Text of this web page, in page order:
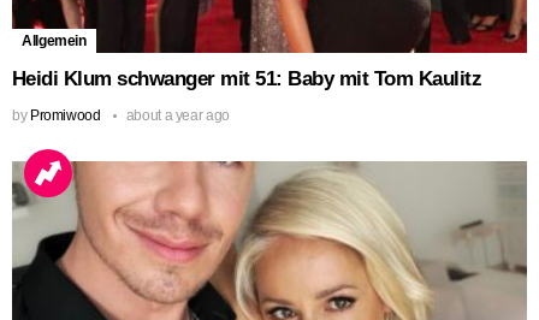
Allgemein
Heidi Klum schwanger mit 51: Baby mit Tom Kaulitz
by Promiwood about a year ago